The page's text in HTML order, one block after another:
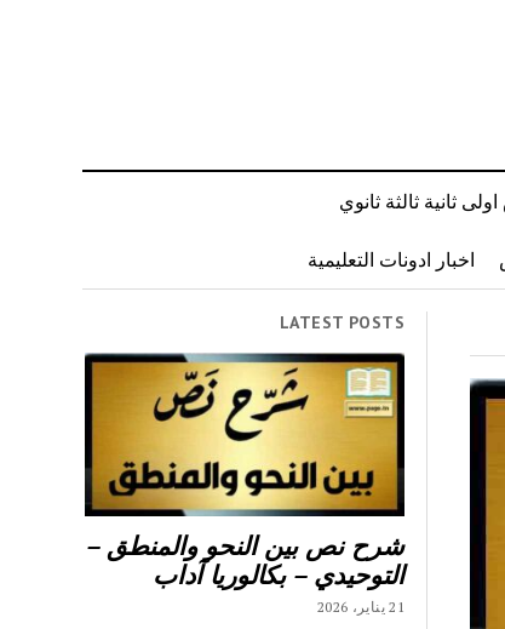
ثانية ثالثة ثانوي
اخبار ادونات التعليمية
LATEST POSTS
شرح نص بين النحو والمنطق –
التوحيدي – بكالوريا آداب
21 يناير، 2026